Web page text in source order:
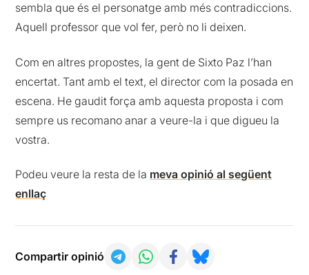
sembla que és el personatge amb més contradiccions.
Aquell professor que vol fer, però no li deixen.
Com en altres propostes, la gent de Sixto Paz l’han
encertat. Tant amb el text, el director com la posada en
escena. He gaudit força amb aquesta proposta i com
sempre us recomano anar a veure-la i que digueu la
vostra.
Podeu veure la resta de la meva opinió al següent
enllaç
Compartir opinió